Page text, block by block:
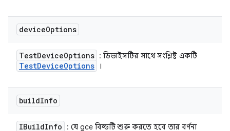
deviceOptions
TestDeviceOptions : ডিভাইসটির সাথে সংশ্লিষ্ট একটি
TestDeviceOptions ।
buildInfo
IBuildInfo
: যে gce বিল্ডটি শুরু করতে হবে তার বর্ণনা